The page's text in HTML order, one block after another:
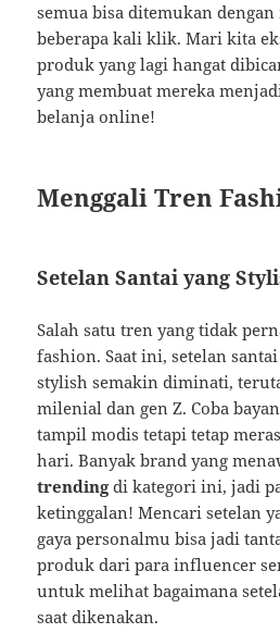
semua bisa ditemukan
beberapa kali klik. Mari kita
produk yang lagi hangat
yang membuat mereka
belanja online!
Menggali Tren
Setelan Santai yang
Salah satu tren yang tidak
fashion. Saat ini, setelan
stylish semakin diminati,
milenial dan gen Z. Coba
tampil modis tetapi tetap
hari. Banyak brand yang
trendingdi kategori ini, jadi
ketinggalan! Mencari setelan
gaya personalmu bisa jadi
produk dari para influencer
untuk melihat bagaimana
saat dikenakan.